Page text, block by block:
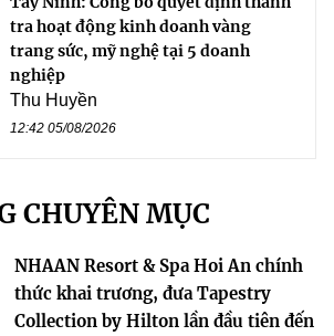
tra hoạt động kinh doanh vàng
trang sức, mỹ nghệ tại 5 doanh
nghiệp
Thu Huyền
12:42 05/08/2026
CHUYÊN MỤC
NHAAN Resort & Spa Hoi An chính
thức khai trương, đưa Tapestry
Collection by Hilton lần đầu tiên đến